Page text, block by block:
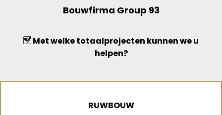
Bouwfirma Group 93
Met welke totaalprojecten kunnen we u
helpen?
RUWBOUW